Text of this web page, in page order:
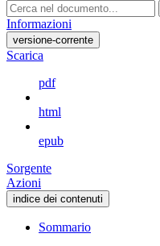
Informazioni
versione-corrente
Scarica
pdf
html
epub
Sorgente
Azioni
indice dei contenuti
Sommario